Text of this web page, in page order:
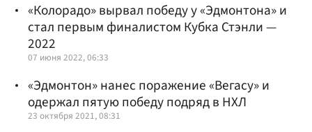
«Колорадо» вырвал победу у «Эдмонтона» и
стал первым финалистом Кубка Стэнли —
2022
07 июня 2022, 06:33
«Эдмонтон» нанес поражение «Вегасу» и
одержал пятую победу подряд в НХЛ
23 октября 2021, 08:31